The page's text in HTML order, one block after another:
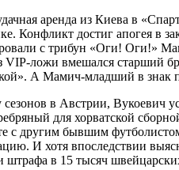
аренда из Киева в
Конфликт достиг апогея в
с трибун «Оги! Оги!»
ложи вмешался старший
А Мамич-младший в знак
в Австрии, Вукоевич
для хорватской
с другим бывшим
И хотя впоследствии
штрафа в 15 тысяч